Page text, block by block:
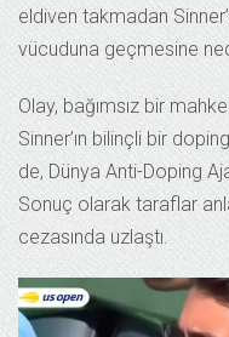
eldiven takmadan
vücuduna geçmesine
Olay, bağımsız bir
Sinner’ın bilinçli bir
de, Dünya Anti-Doping
Sonuç olarak taraflar
cezasında uzlaştı.